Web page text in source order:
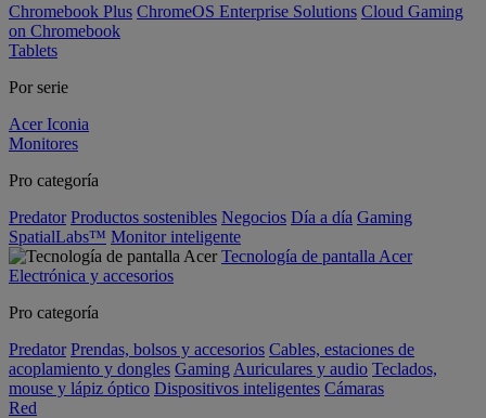
Chromebook Plus ChromeOS Enterprise Solutions Cloud Gaming
on Chromebook
Tablets
Por serie
Acer Iconia
Monitores
Pro categoría
Predator Productos sostenibles Negocios Día a día Gaming
SpatialLabs™ Monitor inteligente
Tecnología de pantalla Acer
Electrónica y accesorios
Pro categoría
Predator Prendas, bolsos y accesorios Cables, estaciones de
acoplamiento y dongles Gaming Auriculares y audio Teclados,
mouse y lápiz óptico Dispositivos inteligentes Cámaras
Red